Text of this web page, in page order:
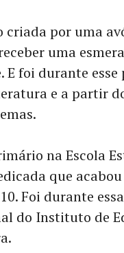
criada por uma
uma
E foi durante
e a partir
na Escola
que
Foi durante
do Instituto de